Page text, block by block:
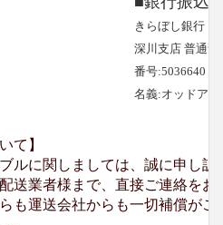
きらぼし銀行
深川支店 普通預
番号:5036640
名義:オッドア
て】
ルに関しましては、誠に申し
送業者様まで、直接ご連絡を
も運送会社からも一切補償がご